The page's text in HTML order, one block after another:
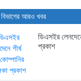
আরও খবর
ডিএসইর
প্রকাশ